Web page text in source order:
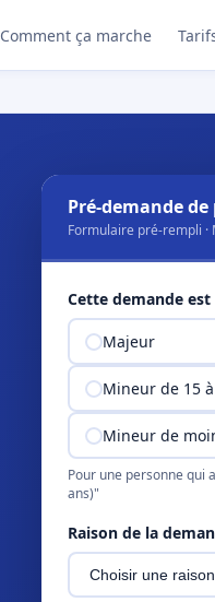
Comment ça marche
Pré-demande
Formulaire pré-rempli ·
Cette demande est
Majeur
Mineur de 15
Mineur de
Pour une personne qui
ans)"
Raison de la